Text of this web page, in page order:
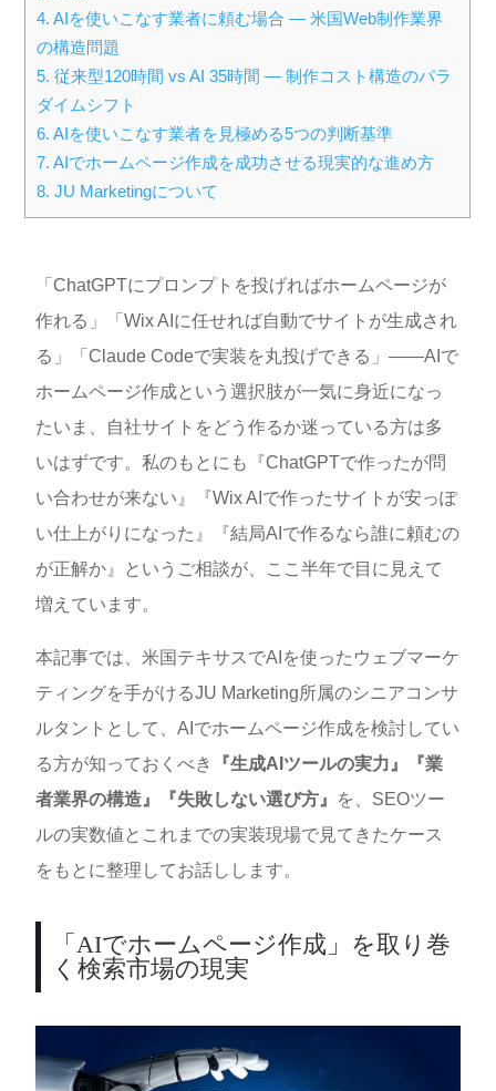
4. AIを使いこなす業者に頼む場合 — 米国Web制作業界
の構造問題
5. 従来型120時間 vs AI 35時間 — 制作コスト構造のパラ
ダイムシフト
6. AIを使いこなす業者を見極める5つの判断基準
7. AIでホームページ作成を成功させる現実的な進め方
8. JU Marketingについて
「ChatGPTにプロンプトを投げればホームページが
作れる」「Wix AIに任せれば自動でサイトが生成され
る」「Claude Codeで実装を丸投げできる」——AIで
ホームページ作成という選択肢が一気に身近になっ
たいま、自社サイトをどう作るか迷っている方は多
いはずです。私のもとにも『ChatGPTで作ったが問
い合わせが来ない』『Wix AIで作ったサイトが安っぽ
い仕上がりになった』『結局AIで作るなら誰に頼むの
が正解か』というご相談が、ここ半年で目に見えて
増えています。
本記事では、米国テキサスでAIを使ったウェブマーケ
ティングを手がけるJU Marketing所属のシニアコンサ
ルタントとして、AIでホームページ作成を検討してい
る方が知っておくべき
『生成AIツールの実力』『業
者業界の構造』『失敗しない選び方』 を、SEOツー
ルの実数値とこれまでの実装現場で見てきたケース
をもとに整理してお話しします。
「AIでホームページ作成」を取り巻
く検索市場の現実